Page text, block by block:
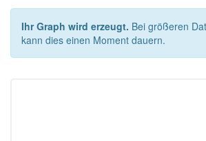
Ihr Graph wird erzeugt. Bei größeren
kann dies einen Moment dauern.